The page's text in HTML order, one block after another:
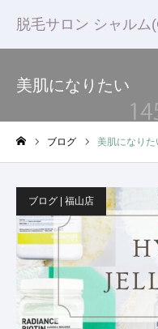
脱毛サロン シャルム
美肌になりたい
ブログ 美肌になりた
ブログ | 福山店